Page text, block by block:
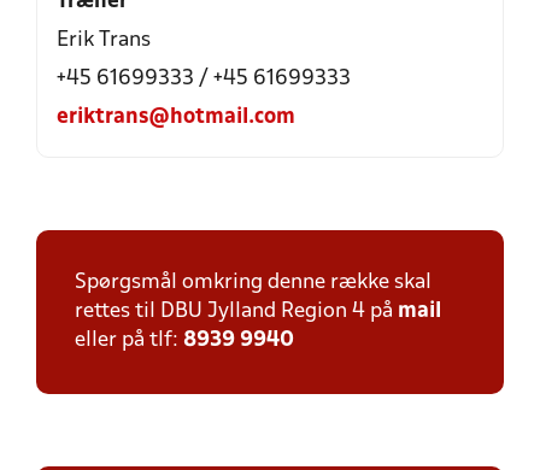
Erik Trans
+45 61699333 / +45 61699333
eriktrans@hotmail.com
Spørgsmål omkring denne række skal
rettes til DBU Jylland Region 4 på mail
eller på tlf: 8939 9940